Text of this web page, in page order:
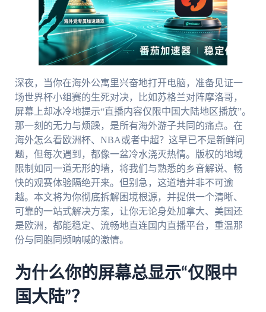
深夜，当你在海外公寓里兴奋地打开电脑，准备见证一
场世界杯小组赛的生死对决，比如苏格兰对阵摩洛哥，
屏幕上却冰冷地提示“直播内容仅限中国大陆地区播放”。
那一刻的无力与烦躁，是所有海外游子共同的痛点。在
海外怎么看欧洲杯、NBA或者中超？这早已不是新鲜问
题，但每次遇到，都像一盆冷水浇灭热情。版权的地域
限制如同一道无形的墙，将我们与熟悉的乡音解说、畅
快的观赛体验隔绝开来。但别急，这道墙并非不可逾
越。本文将为你彻底拆解困境根源，并提供一个清晰、
可靠的一站式解决方案，让你无论身处加拿大、美国还
是欧洲，都能稳定、流畅地直连国内直播平台，重温那
份与同胞同频呐喊的激情。
为什么你的屏幕总显示“仅限中
国大陆”？